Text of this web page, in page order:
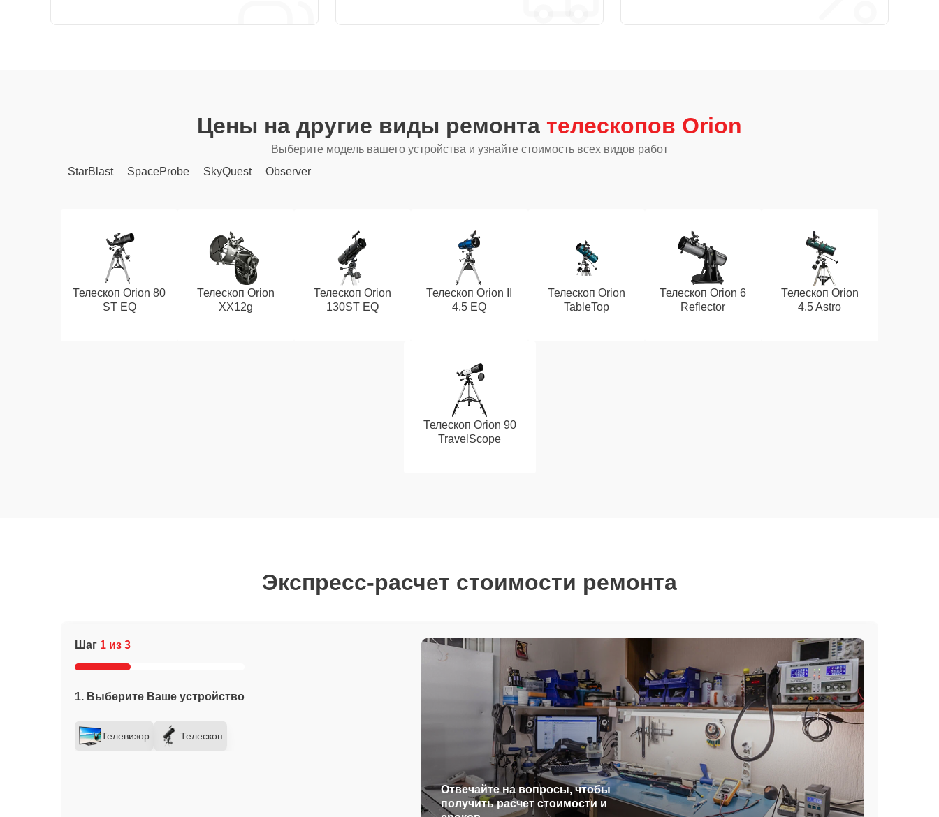
Цены на другие виды ремонта телескопов Orion
Выберите модель вашего устройства и узнайте стоимость всех видов работ
StarBlast
SpaceProbe SkyQuest Observer
Телескоп Orion 80
ST EQ
Телескоп Orion
XX12g
Телескоп Orion
130ST EQ
Телескоп Orion II
4.5 EQ
Телескоп Orion
TableTop
Телескоп Orion 6
Reflector
Телескоп Orion
4.5 Astro
Телескоп Orion 90
TravelScope
Экспресс-расчет стоимости ремонта
Шаг 1 из 3
1. Выберите Ваше устройство
Телевизор Телескоп
Отвечайте на вопросы, чтобы
получить расчет стоимости и